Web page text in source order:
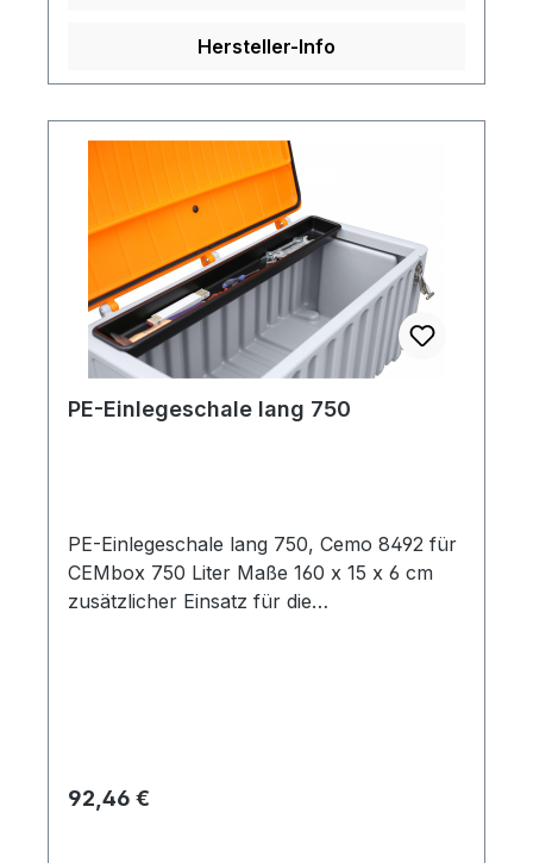
Hersteller-Info
PE-Einlegeschale lang 750
PE-Einlegeschale lang 750, Cemo 8492 für
CEMbox 750 Liter Maße 160 x 15 x 6 cm
zusätzlicher Einsatz für die
Regulärer Preis:
92,46 €